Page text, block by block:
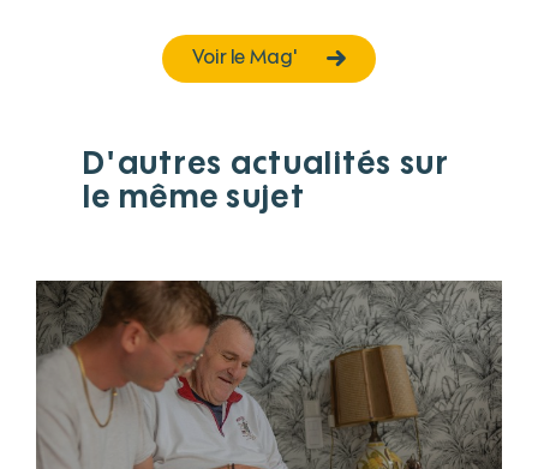
Voir le Mag'
D'autres actualités sur
le même sujet